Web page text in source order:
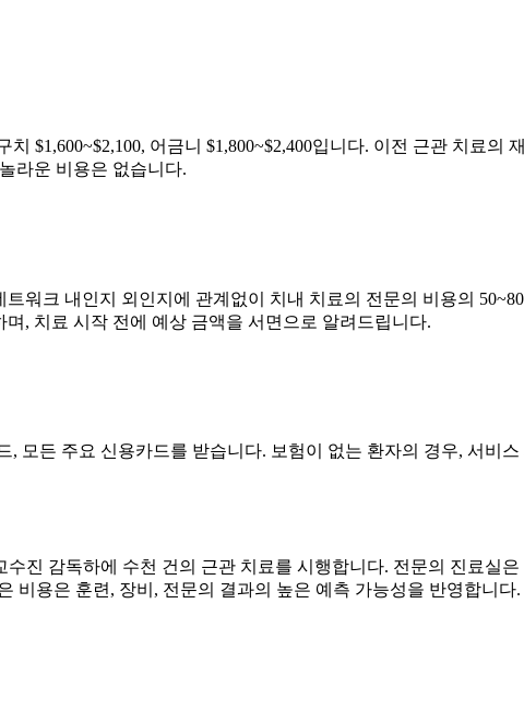
$1,600~$2,100, 어금니 $1,800~$2,400입니다. 이전 근관 치료의
라운 비용은 없습니다.
워크 내인지 외인지에 관계없이 치내 치료의 전문의 비용의
, 치료 시작 전에 예상 금액을 서면으로 알려드립니다.
, 모든 주요 신용카드를 받습니다. 보험이 없는 환자의 경우, 서비
진 감독하에 수천 건의 근관 치료를 시행합니다. 전문의 진료실
비용은 훈련, 장비, 전문의 결과의 높은 예측 가능성을 반영합니다.